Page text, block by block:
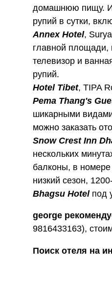
домашнюю пищу.
рупий в сутки,
Annex Hotel,
главной площади,
телевизор и
рупий.
Hotel Tibet, TIPA
Pema Thang's
шикарными
можно заказать
Snow Crest Inn
нескольких
балконы, в номере
низкий сезон,
Bhagsu Hotelпод
george
9816433163),
Поиск отеля на